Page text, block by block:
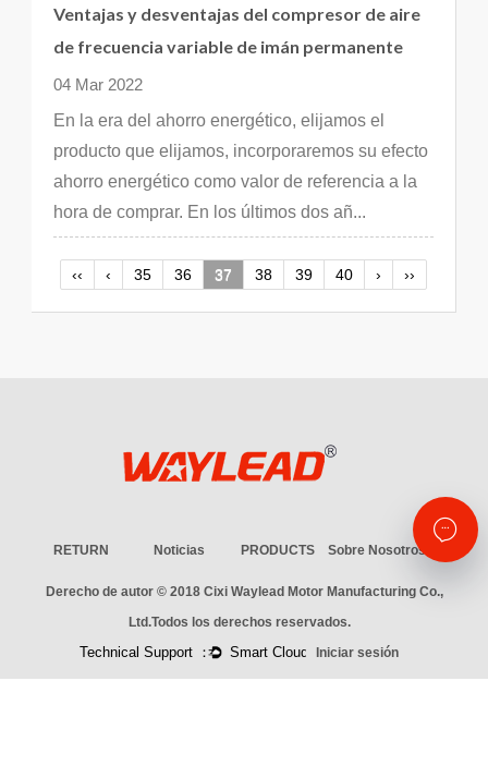
Ventajas y desventajas del compresor de aire
de frecuencia variable de imán permanente
04 Mar 2022
En la era del ahorro energético, elijamos el
producto que elijamos, incorporaremos su efecto
ahorro energético como valor de referencia a la
hora de comprar. En los últimos dos añ...
‹‹ ‹ 35 36 37 38 39 40 › ››
RETURN Noticias PRODUCTS Sobre Nosotros
Derecho de autor © 2018 Cixi Waylead Motor Manufacturing Co.,
Ltd.Todos los derechos reservados.
Iniciar sesión